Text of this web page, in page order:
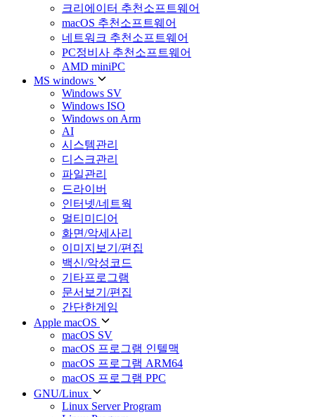
크리에이터 추천소프트웨어
macOS 추천소프트웨어
네트워크 추천소프트웨어
PC정비사 추천소프트웨어
AMD miniPC
MS windows
Windows SV
Windows ISO
Windows on Arm
AI
시스템관리
디스크관리
파일관리
드라이버
인터넷/네트웍
멀티미디어
화면/악세사리
이미지보기/편집
백신/악성코드
기타프로그램
문서보기/편집
간단한게임
Apple macOS
macOS SV
macOS 프로그램 인텔맥
macOS 프로그램 ARM64
macOS 프로그램 PPC
GNU/Linux
Linux Server Program